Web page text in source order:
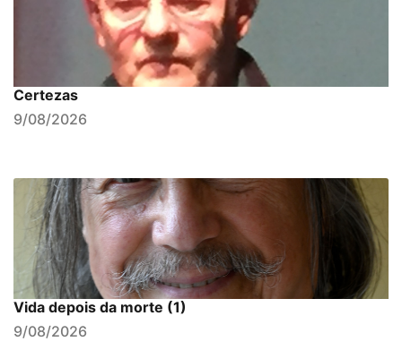
Certezas
9/08/2026
Vida depois da morte (1)
9/08/2026